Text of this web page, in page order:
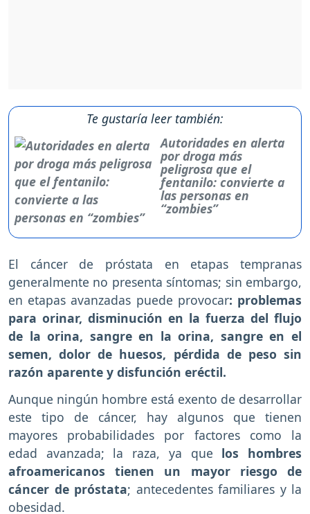
Te gustaría leer también:
Autoridades en alerta
por droga más
peligrosa que el
fentanilo: convierte a
las personas en
“zombies”
El cáncer de próstata en etapas tempranas
generalmente no presenta síntomas; sin embargo,
en etapas avanzadas puede provocar: problemas
para orinar, disminución en la fuerza del flujo
de la orina, sangre en la orina, sangre en el
semen, dolor de huesos, pérdida de peso sin
razón aparente y disfunción eréctil.
Aunque ningún hombre está exento de desarrollar
este tipo de cáncer, hay algunos que tienen
mayores probabilidades por factores como la
edad avanzada; la raza, ya que los hombres
afroamericanos tienen un mayor riesgo de
cáncer de próstata; antecedentes familiares y la
obesidad.